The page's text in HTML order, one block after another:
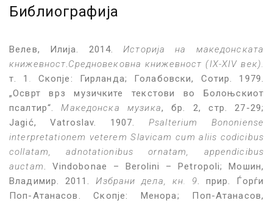
Библиографија
Велев, Илија. 2014. Историја на македонската
книжевност Средновековна книжевност (IX-XIV век).
т. 1
Скопје: Гирланда; Голабовски, Сотир. 1979.
„Осврт врз музичките текстови во Болоњскиот
псалтир“.Македонска музика, бр. 2, стр. 27-29;
Jagić, Vatroslav. 1907.Psalterium Bononiense
interpretationem veterem Slavicam cum aliis codicibus
collatam, adnotationibus ornatam, appendicibus
auctam . Vindobonae – Berolini – Petropoli; Мошин,
Владимир. 2011. Избрани дела, кн. 9 . прир. Ѓорѓи
Поп-Атанасов. Скопје: Менора; Поп-Атанасов,